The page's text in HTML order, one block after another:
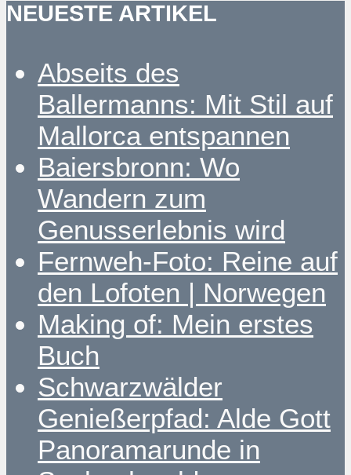
NEUESTE ARTIKEL
Abseits des
Ballermanns: Mit Stil auf
Mallorca entspannen
Baiersbronn: Wo
Wandern zum
Genusserlebnis wird
Fernweh-Foto: Reine auf
den Lofoten | Norwegen
Making of: Mein erstes
Buch
Schwarzwälder
Genießerpfad: Alde Gott
Panoramarunde in